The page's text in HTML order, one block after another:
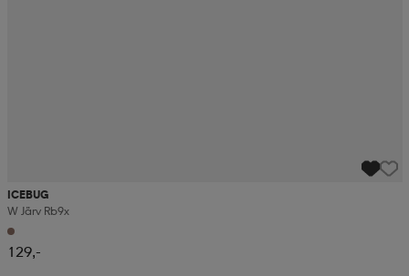
ICEBUG
W Järv Rb9x
129,-